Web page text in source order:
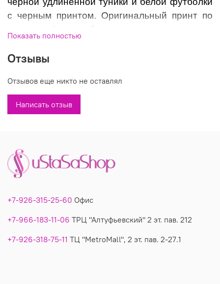
с черным принтом. Оригинальный принт по
черному фону добавляет шик и нарядность
(песочные часы) скрадывает размер бедер и
Размеры: L, XL,2XL
Состав: 95% вискоза, 5%эластан
Производитель: Турция
магазинах У Стаса. Туника/двойка 1233
фото, состав, производитель.
Показать полностью
Отзывы
Отзывов еще никто не оставлял
Написать отзыв
+7-926-315-25-60 Офис
+7-966-183-11-06 ТРЦ "Алтуфьевский" 2 эт. пав. 212
+7-926-318-75-11 ТЦ "MetroMall", 2 эт. пав. 2-27.1